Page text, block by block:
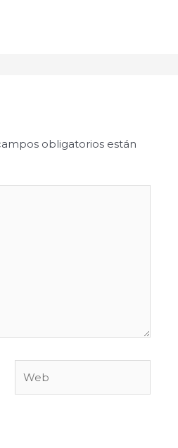
obligatorios están